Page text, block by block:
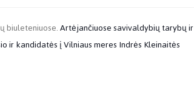
biuleteniuose.Artėjančiuose savivaldybių tarybų ir
ir kandidatės į Vilniaus meres Indrės Kleinaitės